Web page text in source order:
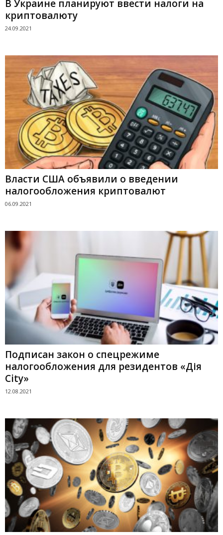
В Украине планируют ввести налоги на
криптовалюту
24.09.2021
Власти США объявили о введении
налогообложения криптовалют
06.09.2021
Подписан закон о спецрежиме
налогообложения для резидентов «Дія
City»
12.08.2021